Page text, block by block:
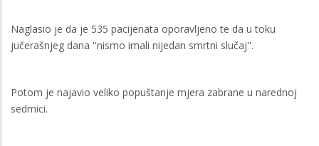
Naglasio je da je 535 pacijenata oporavljeno te da u toku
jučerašnjeg dana ''nismo imali nijedan smrtni slučaj''.
Potom je najavio veliko popuštanje mjera zabrane u narednoj
sedmici.